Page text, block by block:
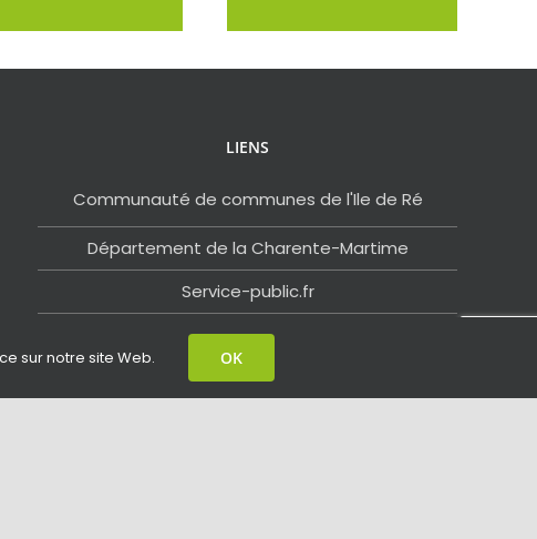
LIENS
Communauté de communes de l'Ile de Ré
Département de la Charente-Martime
Service-public.fr
Ile de Ré Tourisme
sur notre site Web. OK